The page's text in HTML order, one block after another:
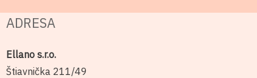
ADRESA
Ellano s.r.o.
Štiavnička 211/49